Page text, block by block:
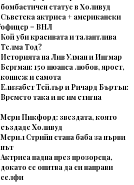
бомбастичен статус в Холивуд
Съветска актриса + американски
офицер = ВНЛ
Кой уби красивата и талантлива
Телма Тод?
Историята на Лив Улман и Ингмар
Бергман: 150 нюанса любов, ярост,
копнеж и самота
Елизабет Тейлър и Ричард Бъртън:
Времето така и не им стигна
Мери Пикфорд: звездата, която
създаде Холивуд
Мерил Стрийп стана баба за първи
път
Актриса падна през прозореца,
докато се опитва да си направи
селфи